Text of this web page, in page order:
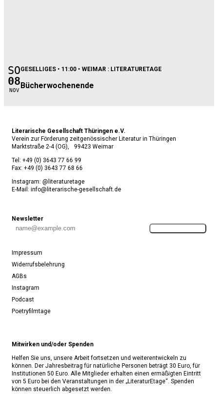
SO
08
nov
GESELLIGES • 11:00 • WEIMAR : LITERATURETAGE
Bücherwochenende
Literarische Gesellschaft Thüringen e.V.
Verein zur Förderung zeitgenössischer Literatur in Thüringen
Marktstraße 2-4 (OG), 99423 Weimar
Tel: +49 (0) 3643 77 66 99
Fax: +49 (0) 3643 77 68 66
Instagram: @literaturetage
E-Mail: info@literarische-gesellschaft.de
Newsletter
Impressum
Widerrufsbelehrung
AGBs
Instagram
Podcast
Poetryfilmtage
Mitwirken und/oder Spenden
Helfen Sie uns, unsere Arbeit fortsetzen und weiterentwickeln zu
können. Der Jahresbeitrag für natürliche Personen beträgt 30 Euro, für
Institutionen 50 Euro. Alle Mitglieder erhalten einen ermäßigten Eintritt
von 5 Euro bei den Veranstaltungen in der „LiteraturEtage“. Spenden
können steuerlich abgesetzt werden.